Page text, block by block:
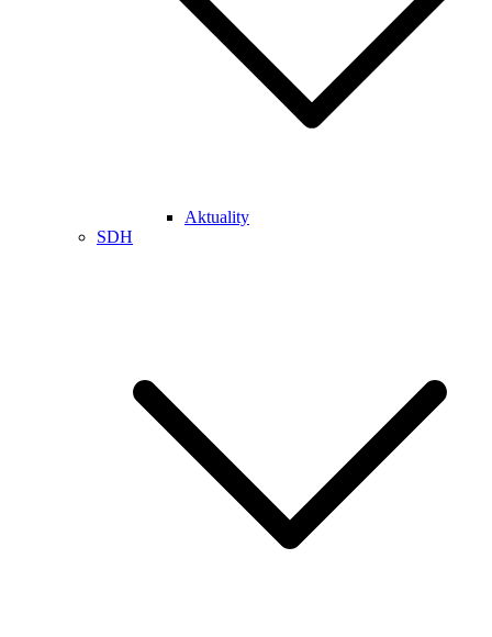
Aktuality
SDH